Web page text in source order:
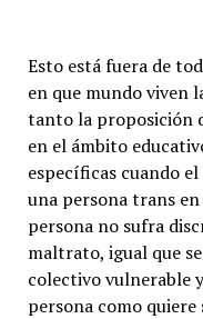
Esto está fuera de
en que mundo viven
tanto la proposición
en el ámbito
específicas cuando
una persona trans en
persona no sufra
maltrato, igual que
colectivo vulnerable
persona como quiere